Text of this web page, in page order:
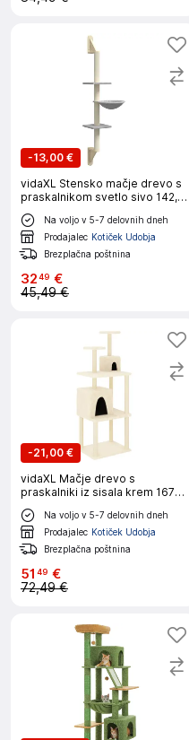
-13,00 €
vidaXL Stensko mačje drevo s
praskalnikom svetlo sivo 142,5
cm
Na voljo v 5-7 delovnih dneh
Prodajalec Kotiček Udobja
Brezplačna poštnina
3249 €
45,49 €
-21,00 €
vidaXL Mačje drevo s
praskalniki iz sisala krem 167
cm
Na voljo v 5-7 delovnih dneh
Prodajalec Kotiček Udobja
Brezplačna poštnina
51 49 €
72,49 €